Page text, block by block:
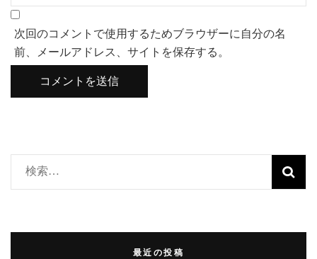
次回のコメントで使用するためブラウザーに自分の名
前、メールアドレス、サイトを保存する。
検
索:
最近の投稿